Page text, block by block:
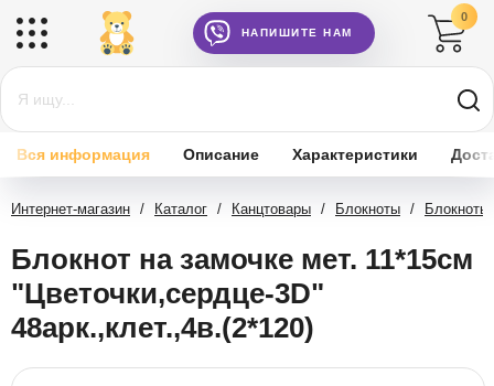
НАПИШИТЕ НАМ
0
Вся информация Описание Характеристики
Интернет-магазин / Каталог / Канцтовары / Блокноты / Блокноты
Блокнот на замочке мет. 11*15см
"Цветочки,сердце-3D"
48арк.,клет.,4в.(2*120)